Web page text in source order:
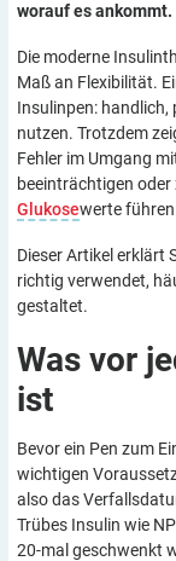
worauf es ankommt.
Die moderne
Maß an Flexibilität.
Insulinpen: handlich,
nutzen. Trotzdem
Fehler im Umgang
beeinträchtigen
Glukosewerte
Dieser Artikel erklärt
richtig verwendet,
gestaltet.
Was vor
ist
Bevor ein Pen zum
wichtigen
also das
Trübes Insulin wie
20-mal geschwenkt